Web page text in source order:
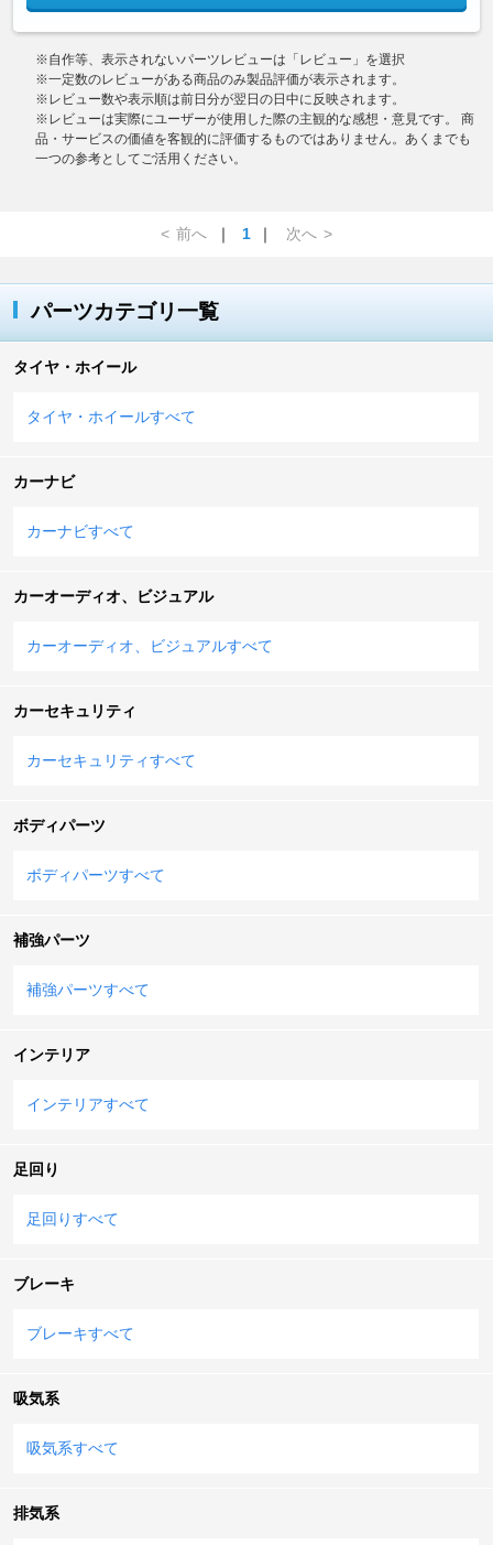
※自作等、表示されないパーツレビューは「レビュー」を選択
※一定数のレビューがある商品のみ製品評価が表示されます。
※レビュー数や表示順は前日分が翌日の日中に反映されます。
※レビューは実際にユーザーが使用した際の主観的な感想・意見です。 商
品・サービスの価値を客観的に評価するものではありません。あくまでも
一つの参考としてご活用ください。
< 前へ ｜ 1 ｜ 次へ >
パーツカテゴリ一覧
タイヤ・ホイール
タイヤ・ホイールすべて
カーナビ
カーナビすべて
カーオーディオ、ビジュアル
カーオーディオ、ビジュアルすべて
カーセキュリティ
カーセキュリティすべて
ボディパーツ
ボディパーツすべて
補強パーツ
補強パーツすべて
インテリア
インテリアすべて
足回り
足回りすべて
ブレーキ
ブレーキすべて
吸気系
吸気系すべて
排気系